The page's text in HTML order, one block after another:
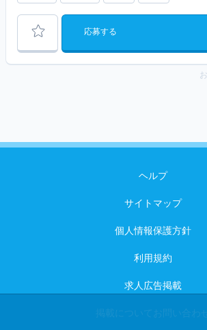
応募する
ヘルプ
サイトマップ
個人情報保護方針
利用規約
求人広告掲載
掲載についてお問い合わせ